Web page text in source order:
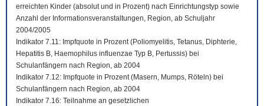
erreichten Kinder (absolut und in Prozent) nach Einrichtungstyp sowie
Anzahl der Informationsveranstaltungen, Region, ab Schuljahr
2004/2005
Indikator 7.11: Impfquote in Prozent (Poliomyelitis, Tetanus, Diphterie,
Hepatitis B, Haemophilus influenzae Typ B, Pertussis) bei
Schulanfängern nach Region, ab 2004
Indikator 7.12: Impfquote in Prozent (Masern, Mumps, Röteln) bei
Schulanfängern nach Region, ab 2004
Indikator 7.16: Teilnahme an gesetzlichen